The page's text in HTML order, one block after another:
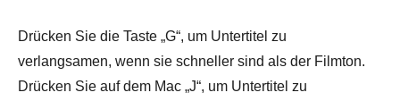
Drücken Sie die Taste „G“, um Untertitel zu
verlangsamen, wenn sie schneller sind als der Filmton.
Drücken Sie auf dem Mac „J“, um Untertitel zu